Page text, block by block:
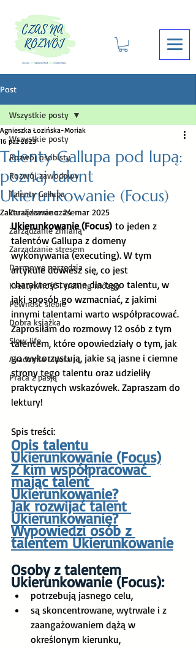
Post
Wszystkie posty
Rozwój osobisty
Rozwój zawodowy
Talenty Gallupa
Zarządzanie czasem
Zarządzanie zmianą
Zarządzanie stresem
Darmowe narzędzia
Kreatywność i trening mózgu
Pewność siebie
Dobra książka
Slow life
Akademia Lidera
Praca z pasją
Wszystkie posty
Talenty Gallupa pod lupą:
poznaj talent
Ukierunkowanie (Focus)
Agnieszka Łozińska-Moriak
16 paź 2023
Zaktualizowano:24 mar 2025
Ukierunkowanie (Focus) to jeden z
talentów Gallupa z domeny
wykonywania (executing). W tym
artykule dowiesz się, co jest
charakterystyczne dla tego talentu, w
jaki sposób go wzmacniać, z jakimi
innymi talentami warto współpracować.
Zaprosiłam do rozmowy 12 osób z tym
talentem, które opowiedziały o tym, jak
go wykorzystują, jakie są jasne i ciemne
strony tego talentu oraz udzieliły
praktycznych wskazówek. Zapraszam do
lektury!
Spis treści:
Opis talentu
Ukierunkowanie (Focus)
Z kim współpracować
mając talent
Ukierunkowanie?
Jak rozwijać talent
Ukierunkowanie?
Wypowiedzi osób z
talentem Ukierunkowanie
Osoby z talentem
Ukierunkowanie (Focus):
potrzebują jasnego celu,
są skoncentrowane, wytrwale i z
zaangażowaniem dążą w
określonym kierunku,